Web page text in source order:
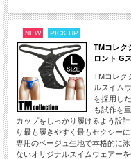
NEW PICK UP
TMコレク
ロント G
TMコレク
ルスイム
を採用し
も試作を
カップをしっかり履けるよう設
り最も履きやすく最もセクシー
専用のベージュ生地で本格的に
ないオリジナルスイムウェアー